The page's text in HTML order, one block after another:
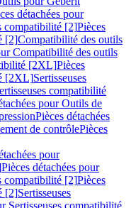
détachées pour
compatibilité [2]Pièces
[2]Compatibilité des outils
Compatibilité des outils
[2XL]Pièces
[2XL]Sertisseuses
compatibilité
pour Outils de
Pièces détachées
de contrôlePièces
pour
Pièces détachées pour
compatibilité [2]Pièces
[2]Sertisseuses
Sertisseuses compatibilité